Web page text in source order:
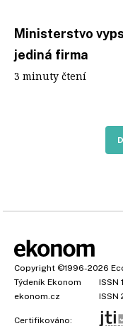
Ministerstvo
jediná firma
3 minuty čtení
Copyright ©1996-2026
Týdeník Ekonom
ISSN
ekonom.cz
ISSN
Certifikováno: